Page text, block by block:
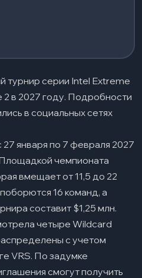
турнир серии Intel Extreme
в 2027 году. Подробности
в социальных сетях
января по 7 февраля 2027
чемпионата
вмещает от 11,5 до 22
16 команд, а
составит $1,25 млн.
четыре Wildcard
с учетом
VRS. По задумке
смогут получить